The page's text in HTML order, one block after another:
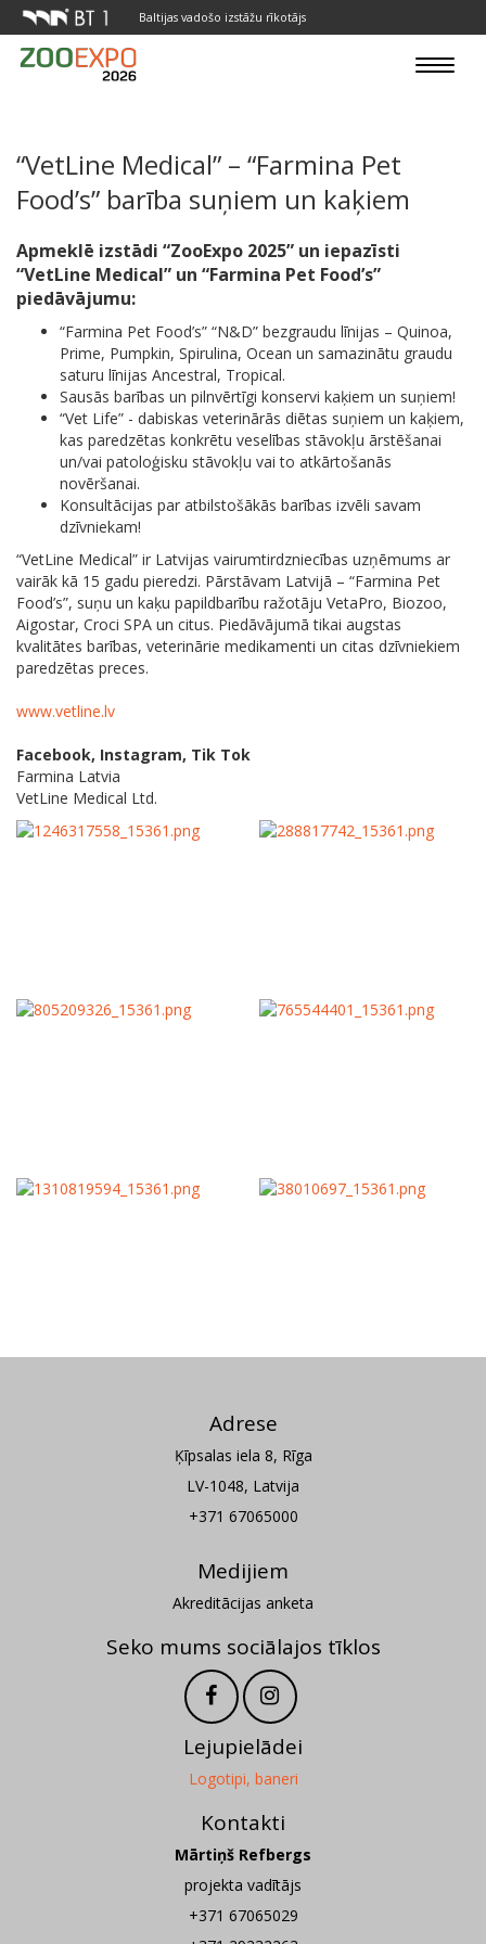
Baltijas vadošo izstāžu rīkotājs
Toggle
“VetLine Medical” – “Farmina Pet
Food’s” barība suņiem un kaķiem
Apmeklē izstādi “ZooExpo 2025” un iepazīsti
“VetLine Medical” un “Farmina Pet Food’s”
piedāvājumu:
“Farmina Pet Food’s” “N&D” bezgraudu līnijas – Quinoa,
Prime, Pumpkin, Spirulina, Ocean un samazinātu graudu
saturu līnijas Ancestral, Tropical.
Sausās barības un pilnvērtīgi konservi kaķiem un suņiem!
“Vet Life” - dabiskas veterinārās diētas suņiem un kaķiem,
kas paredzētas konkrētu veselības stāvokļu ārstēšanai
un/vai patoloģisku stāvokļu vai to atkārtošanās
novēršanai.
Konsultācijas par atbilstošākās barības izvēli savam
dzīvniekam!
“VetLine Medical” ir Latvijas vairumtirdzniecības uzņēmums ar
vairāk kā 15 gadu pieredzi. Pārstāvam Latvijā – “Farmina Pet
Food’s”, suņu un kaķu papildbarību ražotāju VetaPro, Biozoo,
Aigostar, Croci SPA un citus. Piedāvājumā tikai augstas
kvalitātes barības, veterinārie medikamenti un citas dzīvniekiem
paredzētas preces.
www.vetline.lv
Facebook, Instagram, Tik Tok
Farmina Latvia
VetLine Medical Ltd.
Adrese
Ķīpsalas iela 8, Rīga
LV-1048, Latvija
+371 67065000
Medijiem
Akreditācijas anketa
Seko mums sociālajos tīklos
Lejupielādei
Logotipi, baneri
Kontakti
Mārtiņš Refbergs
projekta vadītājs
+371 67065029